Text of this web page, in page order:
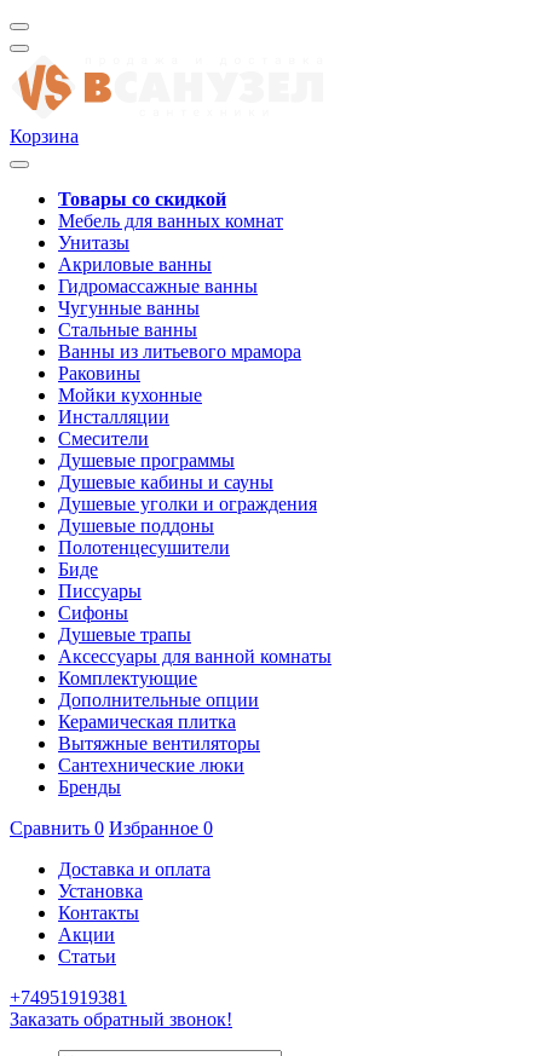
Корзина
Товары со скидкой
Мебель для ванных комнат
Унитазы
Акриловые ванны
Гидромассажные ванны
Чугунные ванны
Стальные ванны
Ванны из литьевого мрамора
Раковины
Мойки кухонные
Инсталляции
Смесители
Душевые программы
Душевые кабины и сауны
Душевые уголки и ограждения
Душевые поддоны
Полотенцесушители
Биде
Писсуары
Сифоны
Душевые трапы
Аксессуары для ванной комнаты
Комплектующие
Дополнительные опции
Керамическая плитка
Вытяжные вентиляторы
Сантехнические люки
Бренды
Сравнить 0 Избранное 0
Доставка и оплата
Установка
Контакты
Акции
Статьи
+74951919381
Заказать обратный звонок!